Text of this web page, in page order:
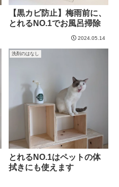
【黒カビ防止】梅雨前に、
とれるNO.1でお風呂掃除
2024.05.14
洗剤のはなし
とれるNO.1はペットの体
拭きにも使えます